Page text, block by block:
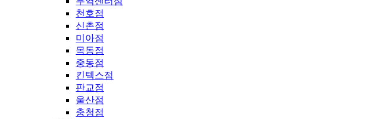
천호점
신촌점
미아점
목동점
중동점
킨텍스점
판교점
울산점
충청점